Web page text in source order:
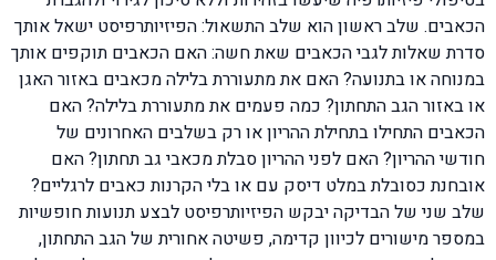
הכאבים. שלב ראשון הוא שלב התשאול: הפיזיותרפיסט ישאל אותך
סדרת שאלות לגבי הכאבים שאת חשה: האם הכאבים תוקפים אותך
במנוחה או בתנועה? האם את מתעוררת בלילה מכאבים באזור האגן
או באזור הגב התחתון? כמה פעמים את מתעוררת בלילה? האם
הכאבים התחילו בתחילת ההריון או רק בשלבים האחרונים של
חודשי ההריון? האם לפני ההריון סבלת מכאבי גב תחתון? האם
אובחנת כסובלת במלט דיסק עם או בלי הקרנות כאבים לרגליים?
שלב שני של הבדיקה יבקש הפיזיותרפיסט לבצע תנועות חופשיות
במספר מישורים לכיוון קדימה, פשיטה אחורית של הגב התחתון,